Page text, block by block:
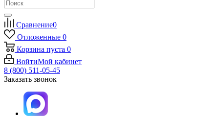
Сравнение0
Отложенные 0
Корзина пуста 0
ВойтиМой кабинет
8 (800) 511-05-45
Заказать звонок